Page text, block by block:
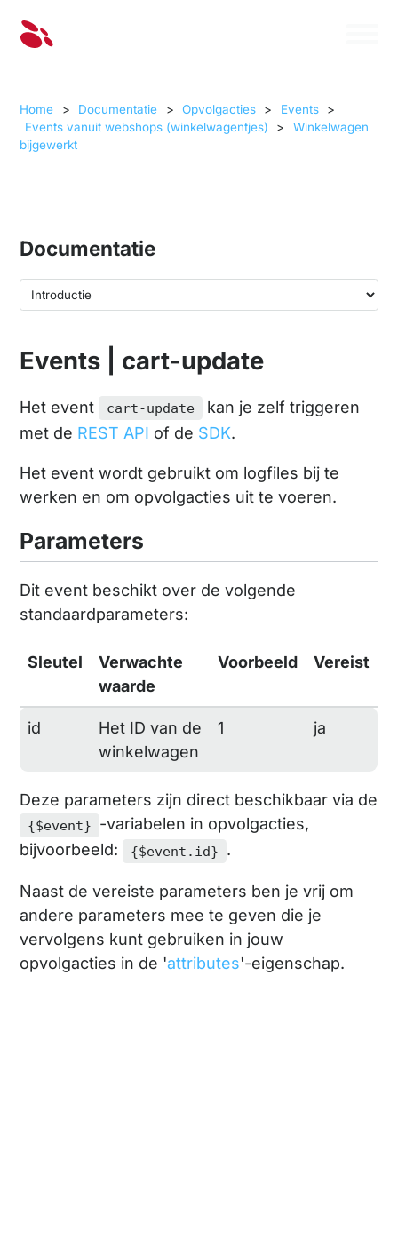
Home > Documentatie > Opvolgacties > Events
>
Events vanuit webshops (winkelwagentjes)
>
Winkelwagen
bijgewerkt
Documentatie
Events | cart-update
Het event cart-update
kan je zelf triggeren
met de REST API of de SDK.
Het event wordt gebruikt om logfiles bij te
werken en om opvolgacties uit te voeren.
Parameters
Dit event beschikt over de volgende
standaardparameters:
Sleutel
Verwachte
waarde
Voorbeeld Vereist
id
Het ID van de
winkelwagen
1 ja
Deze parameters zijn direct beschikbaar via de
{$event}
-variabelen in opvolgacties,
bijvoorbeeld:
{$event.id} .
Naast de vereiste parameters ben je vrij om
andere parameters mee te geven die je
vervolgens kunt gebruiken in jouw
opvolgacties in de 'attributes'-eigenschap.